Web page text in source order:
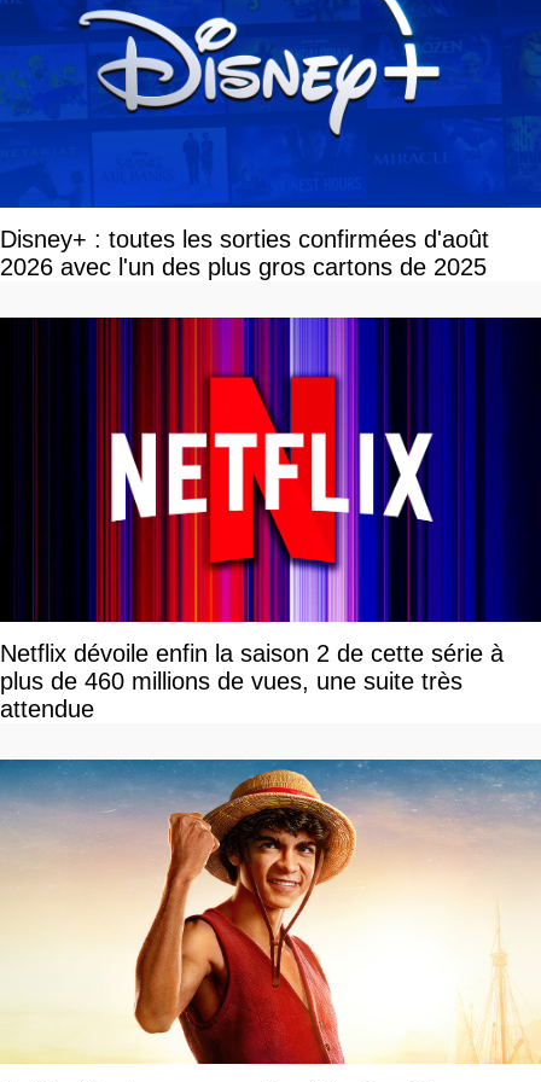
Disney+ : toutes les sorties confirmées d'août
2026 avec l'un des plus gros cartons de 2025
Netflix dévoile enfin la saison 2 de cette série à
plus de 460 millions de vues, une suite très
attendue